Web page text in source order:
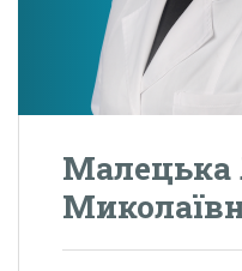
Малецька